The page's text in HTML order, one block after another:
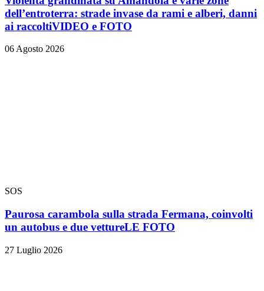
dell’entroterra: strade invase da rami e alberi, danni
ai raccoltiVIDEO e FOTO
06 Agosto 2026
SOS
Paurosa carambola sulla strada Fermana, coinvolti
un autobus e due vettureLE FOTO
27 Luglio 2026